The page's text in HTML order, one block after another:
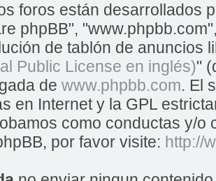
foros están desarrollados
phpBB",
de tablón de anuncios
Public License en inglés)"
de www.phpbb.com. El
en Internet y la GPL
como conductas y/o
por favor visite: http://